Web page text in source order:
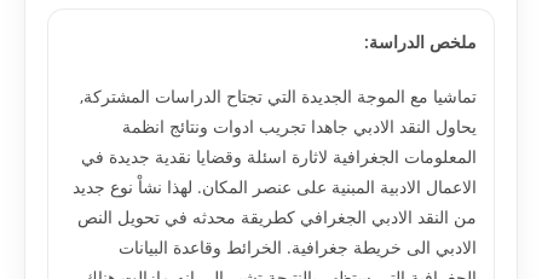
ملخص الدراسة:
تماشيا مع الموجة الجديدة التي تجتاح الدراسات المشتركة,
يحاول النقد الادبي جاهدا تجريب ادوات ونتائج انظمة
المعلومات الجغرافية لاثارة اسئلة وقضايا نقدية جديدة في
الاعمال الادبية المبنية على عنصر المكان. لهذا نشاْ نوع جديد
من النقد الادبي الجغرافي كطريقة محدثه في تحويل النص
الادبي الى خريطة جغرافية. الخرائط وقاعدة البيانات